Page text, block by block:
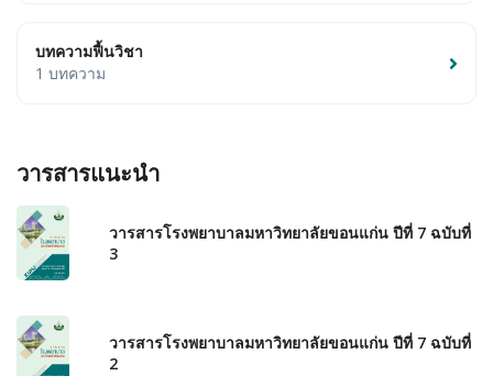
บทความฟื้นวิชา
1 บทความ
วารสารแนะนำ
วารสารโรงพยาบาลมหาวิทยาลัยขอนแก่น ปีที่ 7 ฉบับที่
3
วารสารโรงพยาบาลมหาวิทยาลัยขอนแก่น ปีที่ 7 ฉบับที่
2